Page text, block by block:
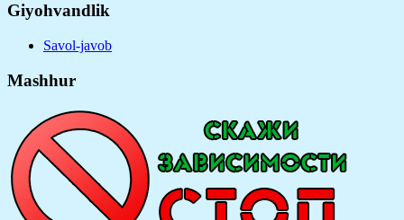
Giyohvandlik
Savol-javob
Mashhur